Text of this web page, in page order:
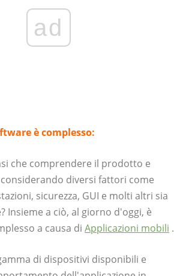
ad
è complesso:
che comprendere il prodotto e
diversi fattori come
sicurezza, GUI e molti altri sia
Insieme a ciò, al giorno d'oggi, è
a causa di Applicazioni mobili .
di dispositivi disponibili e